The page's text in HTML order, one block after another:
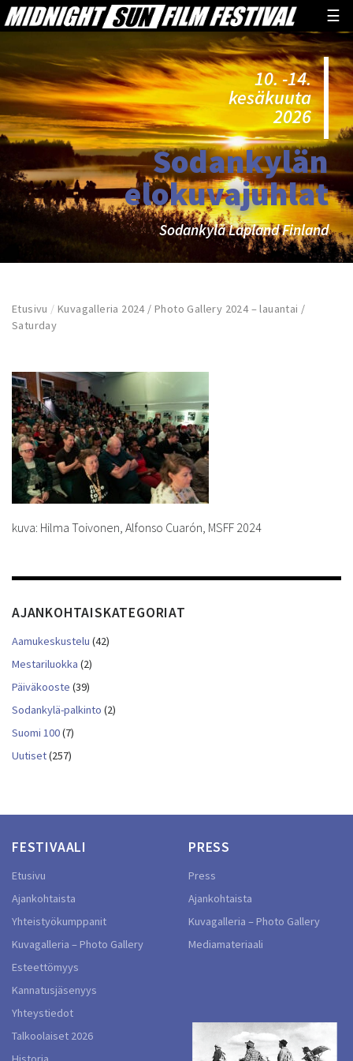
☰
10. -14.
kesäkuuta
2026
Sodankylän
elokuvajuhlat
Sodankylä Lapland Finland
Etusivu /Kuvagalleria 2024 / Photo Gallery 2024 – lauantai /
Saturday
kuva: Hilma Toivonen, Alfonso Cuarón, MSFF 2024
AJANKOHTAISKATEGORIAT
Aamukeskustelu (42)
Mestariluokka (2)
Päiväkooste (39)
Sodankylä-palkinto (2)
Suomi 100(7)
Uutiset(257)
FESTIVAALI
Etusivu
Ajankohtaista
Yhteistyökumppanit
Kuvagalleria – Photo Gallery
Esteettömyys
Kannatusjäsenyys
Yhteystiedot
Talkoolaiset 2026
PRESS
Press
Ajankohtaista
Kuvagalleria – Photo Gallery
Mediamateriaali